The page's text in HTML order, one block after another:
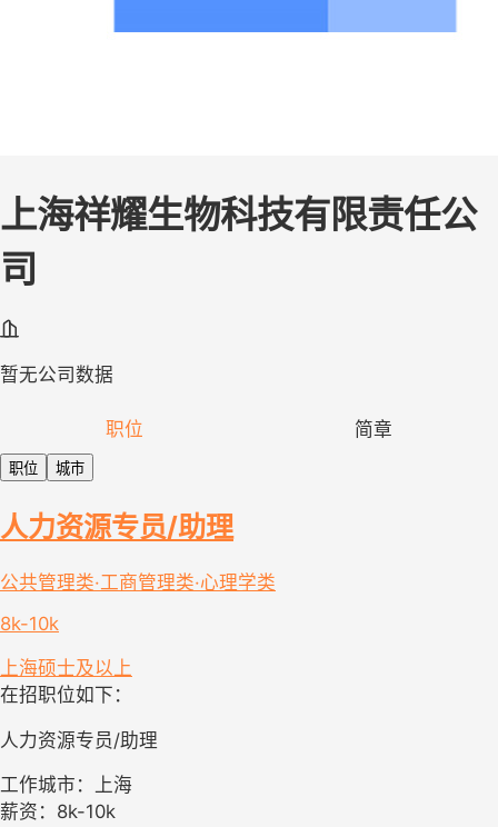
上海祥耀生物科技有限责任公
司
暂无公司数据
职位 简章
职位 城市
人力资源专员/助理
公共管理类·工商管理类·心理学类
8k-10k
上海硕士及以上
在招职位如下：
人力资源专员/助理
工作城市：上海
薪资：8k-10k